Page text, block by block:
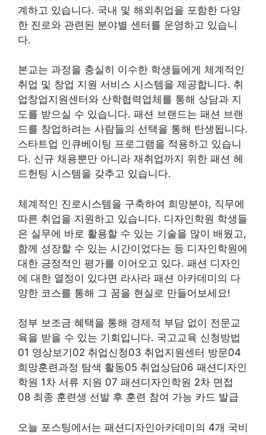
계하고 있습니다. 국내 및 해외취업을 포함한 다양
한 진로와 관련된 분야별 센터를 운영하고 있습니
다.
본교는 과정을 충실히 이수한 학생들에게 체계적인
취업 및 창업 지원 서비스 시스템을 제공합니다. 취
업창업지원센터와 산학협력업체를 통해 상담과 지
도를 받으실 수 있습니다. 패션 브랜드는 패션 브랜
드를 창업하려는 사람들의 선택을 통해 탄생됩니다.
스타트업 인큐베이팅 프로그램을 적용하고 있습니
다. 신규 채용뿐만 아니라 재취업까지 위한 패션 헤
드헌팅 시스템을 갖추고 있습니다.
체계적인 진로시스템을 구축하여 희망분야, 직무에
따른 취업을 지원하고 있습니다. 디자인학원 학생들
은 실무에 바로 활용할 수 있는 기술을 많이 배웠고,
함께 성장할 수 있는 시간이었다는 등 디자인학원에
대한 긍정적인 평가를 이어오고 있다. 패션 디자인
에 대한 열정이 있다면 라사라 패션 아카데미의 다
양한 코스를 통해 그 꿈을 현실로 만들어보세요!
정부 보조금 혜택을 통해 경제적 부담 없이 전문교
육을 받을 수 있는 기회입니다. 국고교육 신청방법
01 영상보기02 취업신청03 취업지원센터 방문04
희망훈련과정 탐색 활동05 취업상담06 패션디자인
학원 1차 서류 지원 07 패션디자인학원 2차 면접
08 최종 훈련생 선발 후 훈련 참여 가능 카드 발급
오늘 포스팅에서는 패션디자인아카데미의 4개 국비